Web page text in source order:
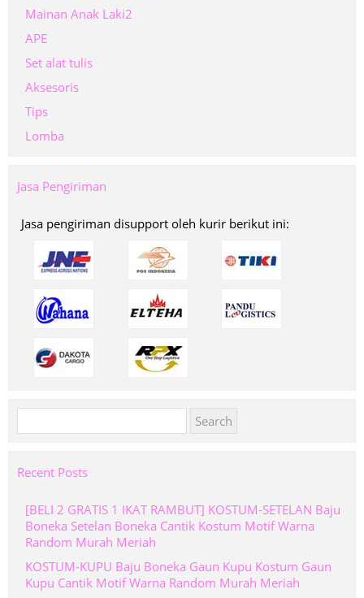
Mainan Anak Laki2
APE
Set alat tulis
Aksesoris
Tips
Lomba
Jasa Pengiriman
Jasa pengiriman disupport oleh kurir berikut ini:
for:
Recent Posts
[BELI 2 GRATIS 1 IKAT RAMBUT] KOSTUM-SETELAN Baju
Boneka Setelan Boneka Cantik Kostum Motif Warna
Random Murah Meriah
KOSTUM-KUPU Baju Boneka Gaun Kupu Kostum Gaun
Kupu Cantik Motif Warna Random Murah Meriah